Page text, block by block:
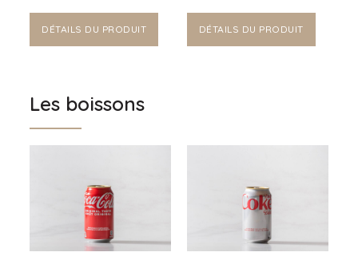
DÉTAILS DU PRODUIT DÉTAILS DU PRODUIT
Les boissons